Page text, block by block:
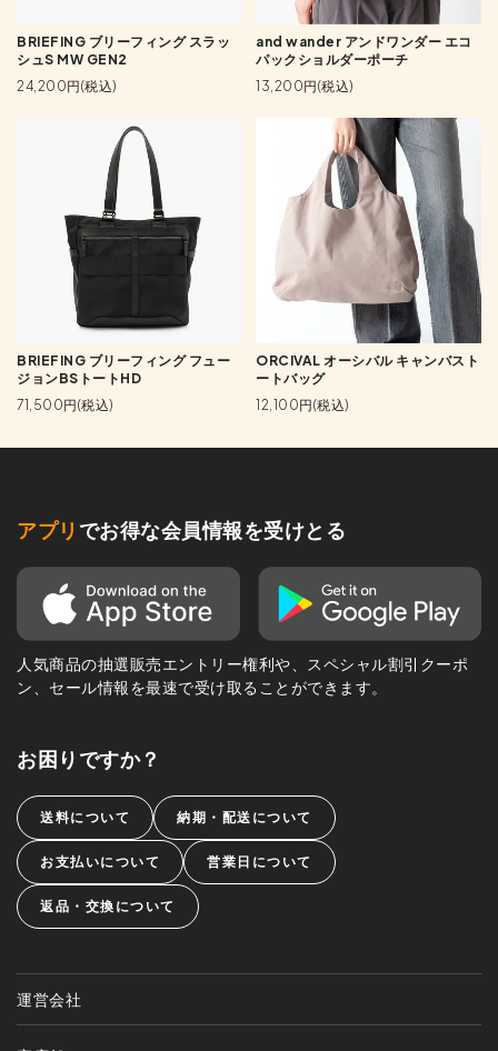
BRIEFING ブリーフィング スラッ
シュS MW GEN2
24,200円(税込)
and wander アンドワンダー エコ
パックショルダーポーチ
13,200円(税込)
BRIEFING ブリーフィング フュー
ジョンBSトートHD
71,500円(税込)
ORCIVAL オーシバル キャンバスト
ートバッグ
12,100円(税込)
アプリ でお得な会員情報を受けとる
人気商品の抽選販売エントリー権利や、スペシャル割引クーポ
ン、セール情報を最速で受け取ることができます。
お困りですか？
送料について 納期・配送について
お支払いについて 営業日について
返品・交換について
運営会社